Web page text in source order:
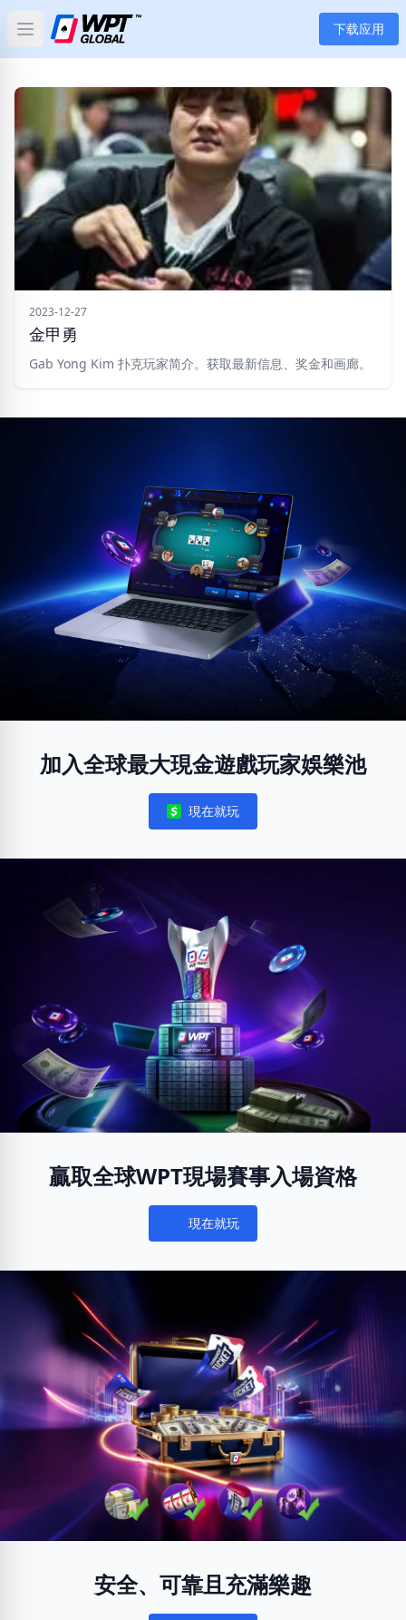
Open main menu 下载应用
新闻
文章
扑克
应用
分类
2023-12-27
金甲勇
Gab Yong Kim 扑克玩家简介。获取最新信息、奖金和画廊。
加入全球最大現金遊戲玩家娛樂池
Notifications
現在就玩
贏取全球WPT現場賽事入場資格
Notifications
現在就玩
安全、可靠且充滿樂趣